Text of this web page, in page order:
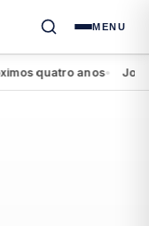
MENU
quatro anos● João